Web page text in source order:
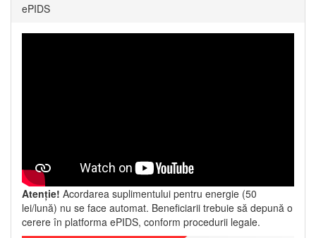
ePIDS
Atenție! Acordarea suplimentului pentru energie (50
lei/lună) nu se face automat. Beneficiarii trebuie să depună o
cerere în platforma ePIDS, conform procedurii legale.